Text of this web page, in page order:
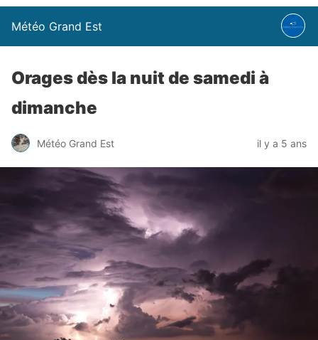
Météo Grand Est
Orages dès la nuit de samedi à
dimanche
Météo Grand Est il y a 5 ans